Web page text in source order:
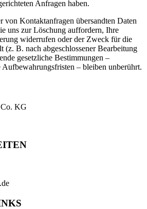
Anfragen haben.
von Kontaktanfragen übersandten Daten
uns zur Löschung auffordern, Ihre
widerrufen oder der Zweck für die
(z. B. nach abgeschlossener Bearbeitung
gesetzliche Bestimmungen –
Aufbewahrungsfristen – bleiben unberührt.
KG